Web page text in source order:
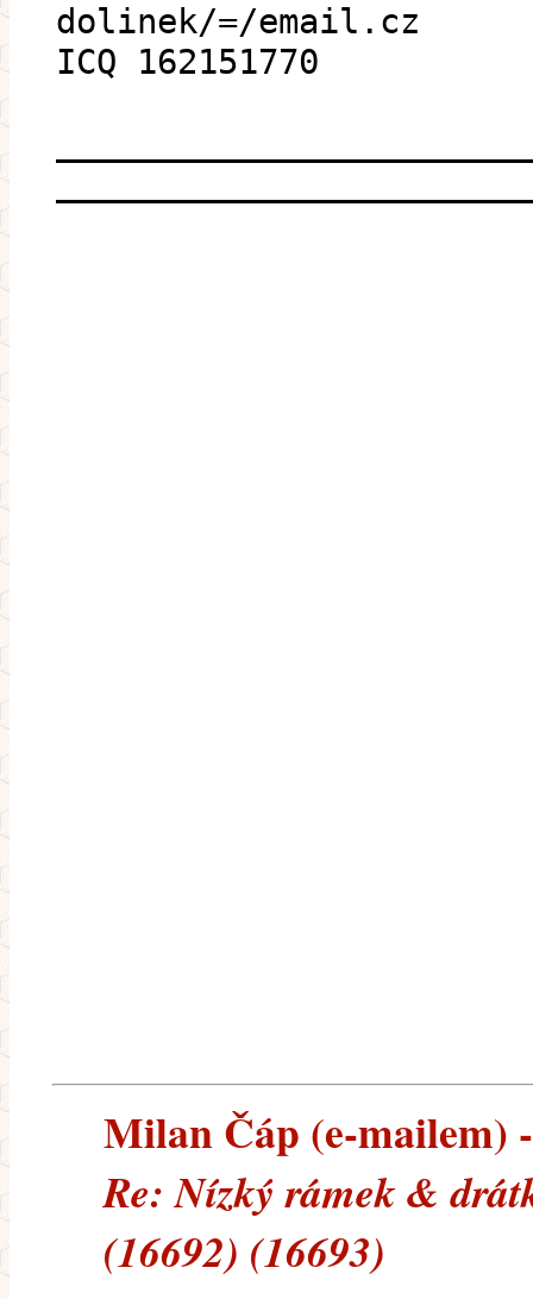
dolinek/=/email.cz
ICQ 162151770
Milan Čáp (e-mailem)
Re: Nízký rámek &
(16692) (16693)